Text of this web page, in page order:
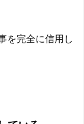
を完全に信用し